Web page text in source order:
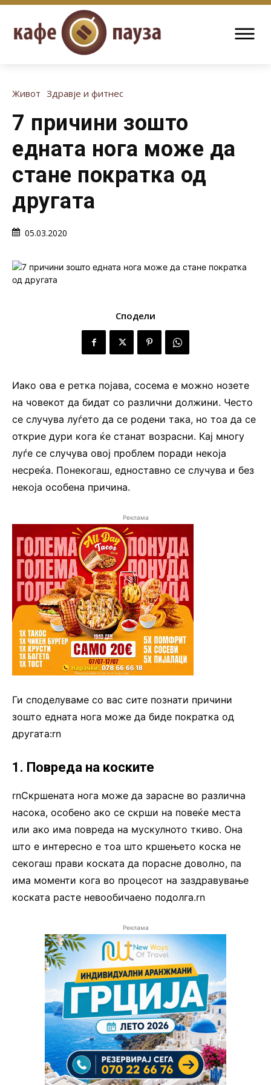
Живот Здравје и фитнес
7 причини зошто
едната нога може да
стане пократка од
другата
05.03.2020
Сподели
Иако ова е ретка појава, сосема е можно нозете
на човекот да бидат со различни должини. Често
се случува луѓето да се родени така, но тоа да се
открие дури кога ќе станат возрасни. Кај многу
луѓе се случува овој проблем поради некоја
несреќа. Понекогаш, едноставно се случува и без
некоја особена причина.
Реклама
Ги споделуваме со вас сите познати причини
зошто едната нога може да биде пократка од
другата:rn
1. Повреда на коските
rnСкршената нога може да зарасне во различна
насока, особено ако се скрши на повеќе места
или ако има повреда на мускулното ткиво. Она
што е интересно е тоа што кршењето коска не
секогаш прави коската да порасне доволно, па
има моменти кога во процесот на заздравување
коската расте невообичаено подолга.rn
Реклама